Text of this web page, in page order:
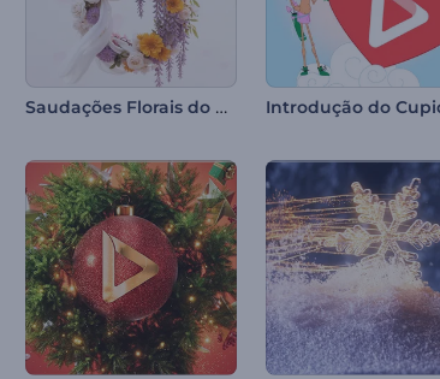
Saudações Florais do 8 de Março